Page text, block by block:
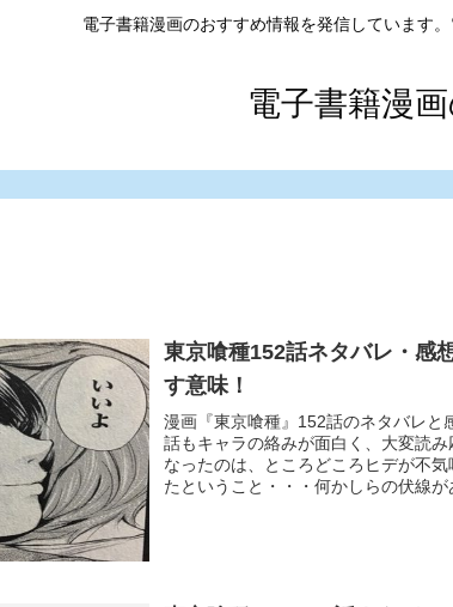
電子書籍漫画のおすすめ情報を発信しています
電子書籍漫
東京喰種152話ネタバレ・感
す意味！
漫画『東京喰種』152話のネタバレと
話もキャラの絡みが面白く、大変読
なったのは、ところどころヒデが不
たということ・・・何かしらの伏線が